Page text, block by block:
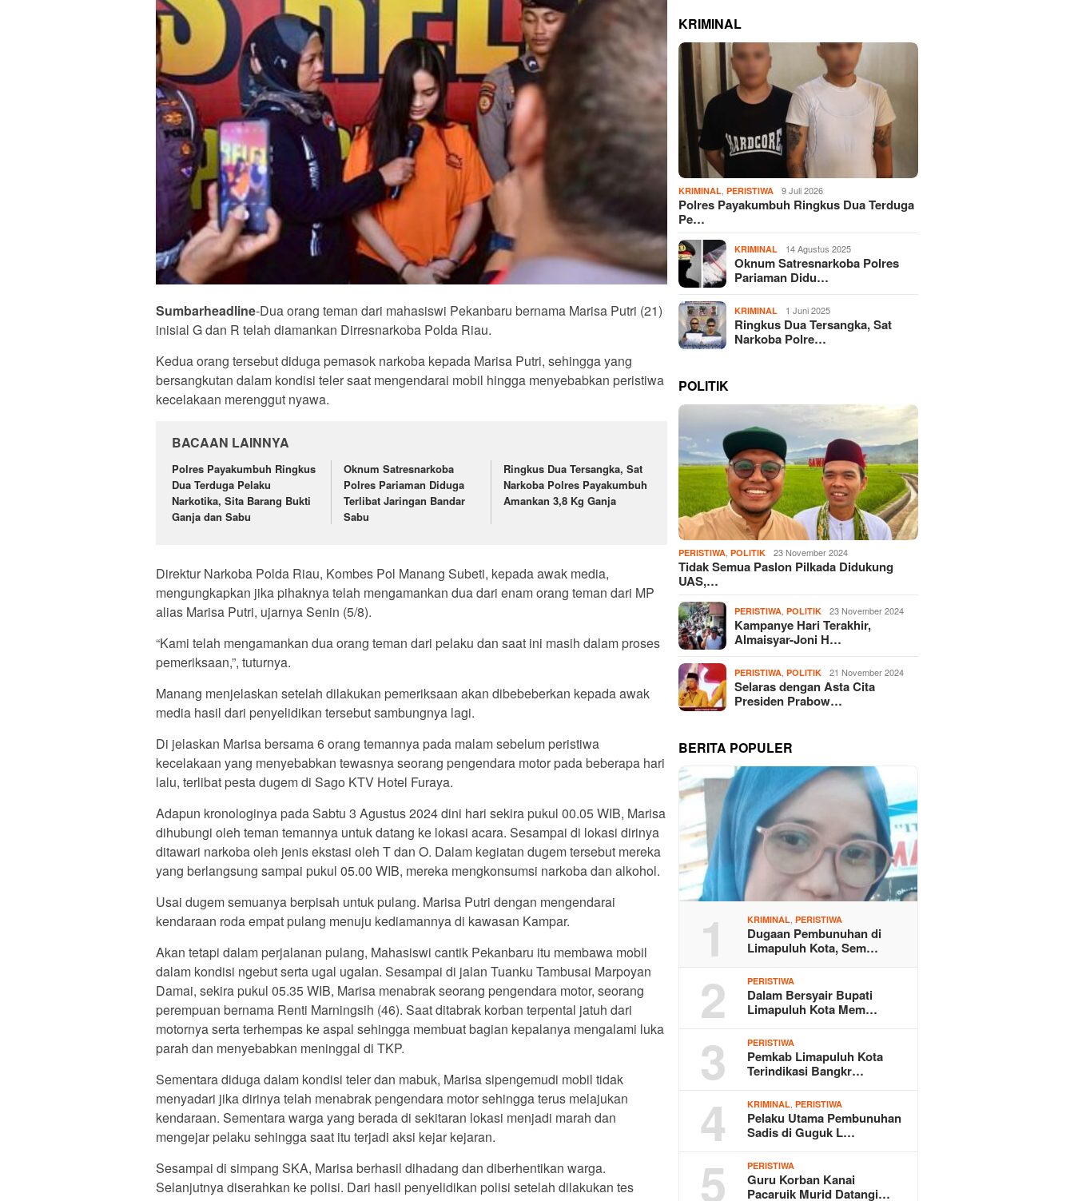
Sumbarheadline-Dua orang teman dari mahasiswi Pekanbaru bernama Marisa Putri (21)
inisial G dan R telah diamankan Dirresnarkoba Polda Riau.
Kedua orang tersebut diduga pemasok narkoba kepada Marisa Putri, sehingga yang
bersangkutan dalam kondisi teler saat mengendarai mobil hingga menyebabkan peristiwa
kecelakaan merenggut nyawa.
BACAAN LAINNYA
Polres Payakumbuh Ringkus
Dua Terduga Pelaku
Narkotika, Sita Barang Bukti
Ganja dan Sabu
Oknum Satresnarkoba
Polres Pariaman Diduga
Terlibat Jaringan Bandar
Sabu
Ringkus Dua Tersangka, Sat
Narkoba Polres Payakumbuh
Amankan 3,8 Kg Ganja
Direktur Narkoba Polda Riau, Kombes Pol Manang Subeti, kepada awak media,
mengungkapkan jika pihaknya telah mengamankan dua dari enam orang teman dari MP
alias Marisa Putri, ujarnya Senin (5/8).
“Kami telah mengamankan dua orang teman dari pelaku dan saat ini masih dalam proses
pemeriksaan,”, tuturnya.
Manang menjelaskan setelah dilakukan pemeriksaan akan dibebeberkan kepada awak
media hasil dari penyelidikan tersebut sambungnya lagi.
Di jelaskan Marisa bersama 6 orang temannya pada malam sebelum peristiwa
kecelakaan yang menyebabkan tewasnya seorang pengendara motor pada beberapa hari
lalu, terlibat pesta dugem di Sago KTV Hotel Furaya.
Adapun kronologinya pada Sabtu 3 Agustus 2024 dini hari sekira pukul 00.05 WIB, Marisa
dihubungi oleh teman temannya untuk datang ke lokasi acara. Sesampai di lokasi dirinya
ditawari narkoba oleh jenis ekstasi oleh T dan O. Dalam kegiatan dugem tersebut mereka
yang berlangsung sampai pukul 05.00 WIB, mereka mengkonsumsi narkoba dan alkohol.
Usai dugem semuanya berpisah untuk pulang. Marisa Putri dengan mengendarai
kendaraan roda empat pulang menuju kediamannya di kawasan Kampar.
Akan tetapi dalam perjalanan pulang, Mahasiswi cantik Pekanbaru itu membawa mobil
dalam kondisi ngebut serta ugal ugalan. Sesampai di jalan Tuanku Tambusai Marpoyan
Damai, sekira pukul 05.35 WIB, Marisa menabrak seorang pengendara motor, seorang
perempuan bernama Renti Marningsih (46). Saat ditabrak korban terpental jatuh dari
motornya serta terhempas ke aspal sehingga membuat bagian kepalanya mengalami luka
parah dan menyebabkan meninggal di TKP.
Sementara diduga dalam kondisi teler dan mabuk, Marisa sipengemudi mobil tidak
menyadari jika dirinya telah menabrak pengendara motor sehingga terus melajukan
kendaraan. Sementara warga yang berada di sekitaran lokasi menjadi marah dan
mengejar pelaku sehingga saat itu terjadi aksi kejar kejaran.
Sesampai di simpang SKA, Marisa berhasil dihadang dan diberhentikan warga.
Selanjutnya diserahkan ke polisi. Dari hasil penyelidikan polisi setelah dilakukan tes
KRIMINAL
KRIMINAL ,PERISTIWA 9 Juli 2026
Polres Payakumbuh Ringkus Dua Terduga
Pe…
KRIMINAL 14 Agustus 2025
Oknum Satresnarkoba Polres
Pariaman Didu…
KRIMINAL 1 Juni 2025
Ringkus Dua Tersangka, Sat
Narkoba Polre…
POLITIK
PERISTIWA ,POLITIK 23 November 2024
Tidak Semua Paslon Pilkada Didukung
UAS,…
PERISTIWA ,POLITIK 23 November 2024
Kampanye Hari Terakhir,
Almaisyar-Joni H…
PERISTIWA ,POLITIK 21 November 2024
Selaras dengan Asta Cita
Presiden Prabow…
BERITA POPULER
1 KRIMINAL,PERISTIWA
Dugaan Pembunuhan di
Limapuluh Kota, Sem…
2 PERISTIWA
Dalam Bersyair Bupati
Limapuluh Kota Mem…
3 PERISTIWA
Pemkab Limapuluh Kota
Terindikasi Bangkr…
4 KRIMINAL,PERISTIWA
Pelaku Utama Pembunuhan
Sadis di Guguk L…
5 PERISTIWA
Guru Korban Kanai
Pacaruik Murid Datangi…